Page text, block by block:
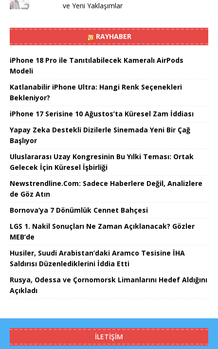
ve Yeni Yaklaşımlar
RAYHABER
iPhone 18 Pro ile Tanıtılabilecek Kameralı AirPods
Modeli
Katlanabilir iPhone Ultra: Hangi Renk Seçenekleri
Bekleniyor?
iPhone 17 Serisine 10 Ağustos’ta Küresel Zam İddiası
Yapay Zeka Destekli Dizilerle Sinemada Yeni Bir Çağ
Başlıyor
Uluslararası Uzay Kongresinin Bu Yılki Teması: Ortak
Gelecek İçin Küresel İşbirliği
Newstrendline.Com: Sadece Haberlere Değil, Analizlere
de Göz Atın
Bornova’ya 7 Dönümlük Cennet Bahçesi
LGS 1. Nakil Sonuçları Ne Zaman Açıklanacak? Gözler
MEB’de
Husiler, Suudi Arabistan’daki Aramco Tesisine İHA
Saldırısı Düzenlediklerini İddia Etti
Rusya, Odessa ve Çornomorsk Limanlarını Hedef Aldığını
Açıkladı
İLETIŞIM